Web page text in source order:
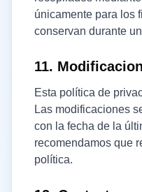
únicamente para los
conservan durante
11.
Esta política de
Las modificaciones
con la fecha de la
recomendamos que
política.